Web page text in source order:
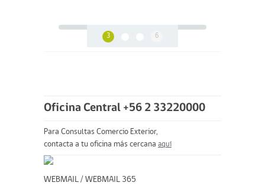
3 6
Oficina Central +56 2 33220000
Para Consultas Comercio Exterior,
contacta a tu oficina más cercana aquí
WEBMAIL / WEBMAIL 365